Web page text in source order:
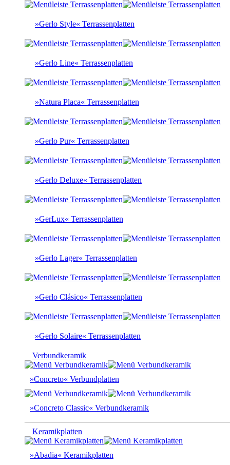
»Gerlo Style« Terrassenplatten
»Gerlo Line« Terrassenplatten
»Natura Placa« Terrassenplatten
»Gerlo Pur« Terrassenplatten
»Gerlo Deluxe« Terrassenplatten
»GerLux« Terrassenplatten
»Gerlo Lager« Terrassenplatten
»Gerlo Clásico« Terrassenplatten
»Gerlo Solaire« Terrassenplatten
Verbundkeramik
»Concreto« Verbundplatten
»Concreto Classic« Verbundkeramik
Keramikplatten
»Abadia« Keramikplatten